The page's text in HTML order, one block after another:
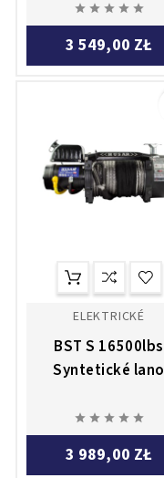
    
3 549,00 ZŁ
ELEKTRICKÉ
BST S 16500lbs
Syntetické lano
    
3 989,00 ZŁ